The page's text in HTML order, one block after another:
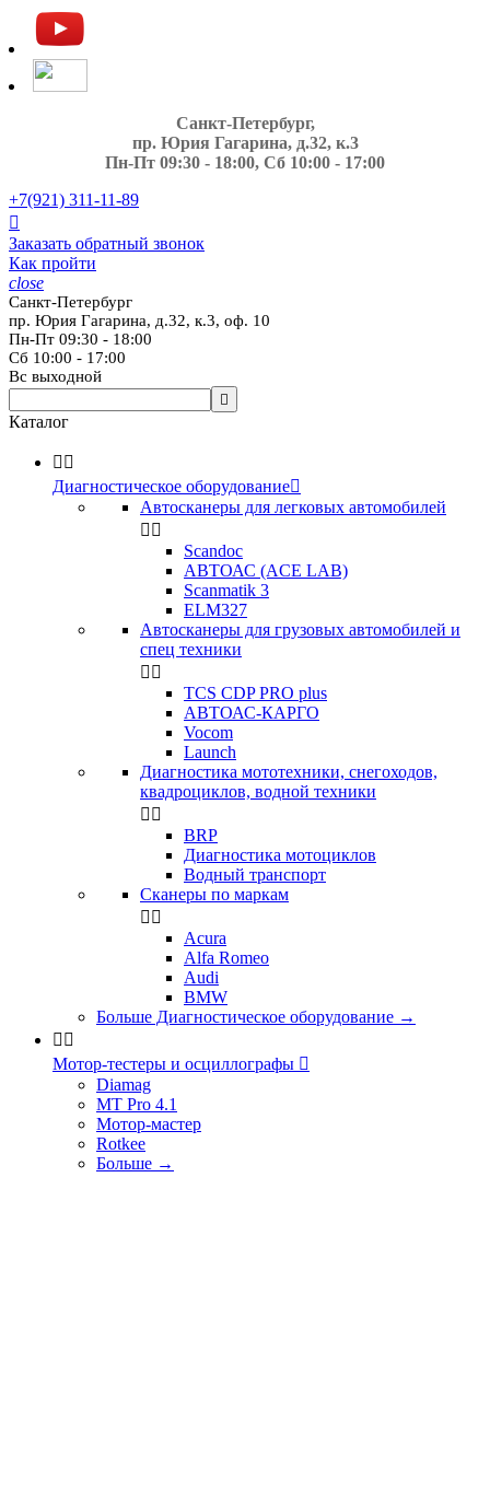
Санкт-Петербург,
пр. Юрия Гагарина, д.32, к.3
Пн-Пт 09:30 - 18:00, Сб 10:00 - 17:00
+7(921) 311-11-89

Заказать обратный звонок
Как пройти
close
Санкт-Петербург
пр. Юрия Гагарина, д.32, к.3, оф. 10
Пн-Пт 09:30 - 18:00
Сб 10:00 - 17:00
Вс выходной

Каталог
 
Диагностическое оборудование
Автосканеры для легковых автомобилей
 
Scandoc
АВТОАС (ACE LAB)
Scanmatik 3
ELM327
Автосканеры для грузовых автомобилей и
спец техники
 
TCS CDP PRO plus
АВТОАС-КАРГО
Vocom
Launch
Диагностика мототехники, снегоходов,
квадроциклов, водной техники
 
BRP
Диагностика мотоциклов
Водный транспорт
Сканеры по маркам
 
Acura
Alfa Romeo
Audi
BMW
Больше Диагностическое оборудование →
 
Мотор-тестеры и осциллографы 
Diamag
MT Pro 4.1
Мотор-мастер
Rotkee
Больше →